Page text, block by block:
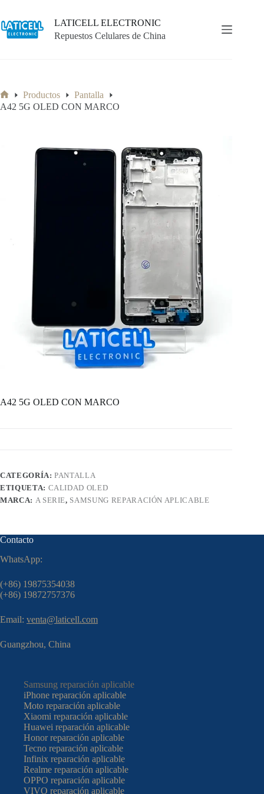
contenido
LATICELL ELECTRONIC
Repuestos Celulares de China
Inicio
Productos
Pantalla
A42 5G OLED CON MARCO
A42 5G OLED CON MARCO
CATEGORÍA:PANTALLA
ETIQUETA: CALIDAD OLED
MARCA: A SERIE, SAMSUNG REPARACIÓN APLICABLE
Contacto
WhatsApp:
(+86) 19875354038
(+86) 19872757376
Email: venta@laticell.com
Guangzhou, China
Samsung reparación aplicable
iPhone reparación aplicable
Moto reparación aplicable
Xiaomi reparación aplicable
Huawei reparación aplicable
Honor reparación aplicable
Tecno reparación aplicable
Infinix reparación aplicable
Realme reparación aplicable
OPPO reparación aplicable
VIVO reparación aplicable